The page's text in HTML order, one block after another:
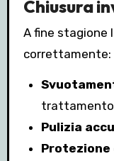
Chiusura
A fine stagione
correttamente:
trattamento
Pulizia
Protezione